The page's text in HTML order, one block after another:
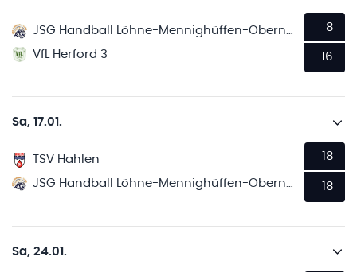
JSG Handball Löhne-Mennighüffen-Obernbeck
VfL Herford 3
8
16
Sa, 17.01.
TSV Hahlen
18
18
Sa, 24.01.